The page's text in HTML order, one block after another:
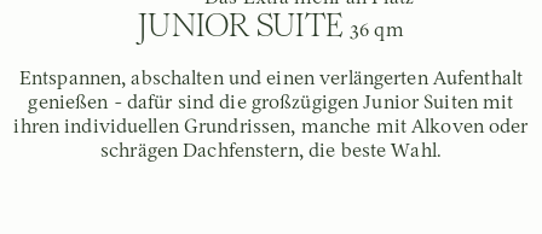
JUNIOR SUITE 36 qm
Entspannen, abschalten und einen verlängerten Aufenthalt
genießen - dafür sind die großzügigen Junior Suiten mit
ihren individuellen Grundrissen, manche mit Alkoven oder
schrägen Dachfenstern, die beste Wahl.